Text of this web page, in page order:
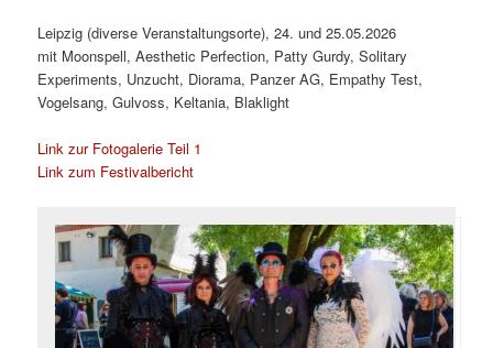
Leipzig (diverse Veranstaltungsorte), 24. und 25.05.2026
mit Moonspell, Aesthetic Perfection, Patty Gurdy, Solitary
Experiments, Unzucht, Diorama, Panzer AG, Empathy Test,
Vogelsang, Gulvoss, Keltania, Blaklight
Link zur Fotogalerie Teil 1
Link zum Festivalbericht